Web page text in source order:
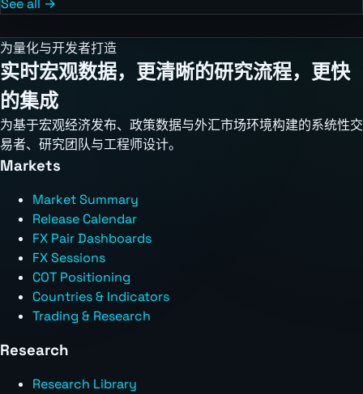
See all →
为量化与开发者打造
实时宏观数据，更清晰的研究流程，更快
的集成
为基于宏观经济发布、政策数据与外汇市场环境构建的系统性交
易者、研究团队与工程师设计。
Markets
Market Summary
Release Calendar
FX Pair Dashboards
FX Sessions
COT Positioning
Countries & Indicators
Trading & Research
Research
Research Library